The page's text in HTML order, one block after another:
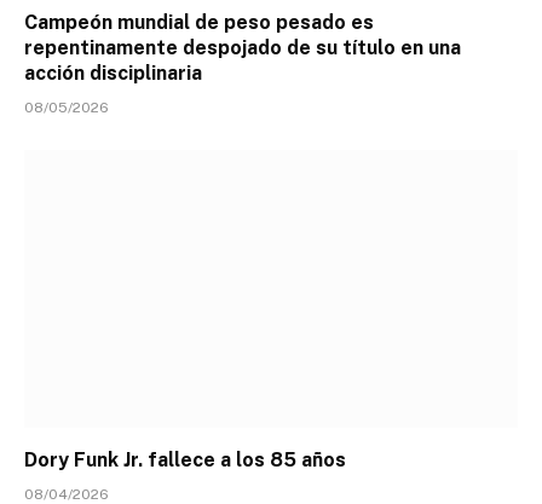
Campeón mundial de peso pesado es
repentinamente despojado de su título en una
acción disciplinaria
08/05/2026
Dory Funk Jr. fallece a los 85 años
08/04/2026